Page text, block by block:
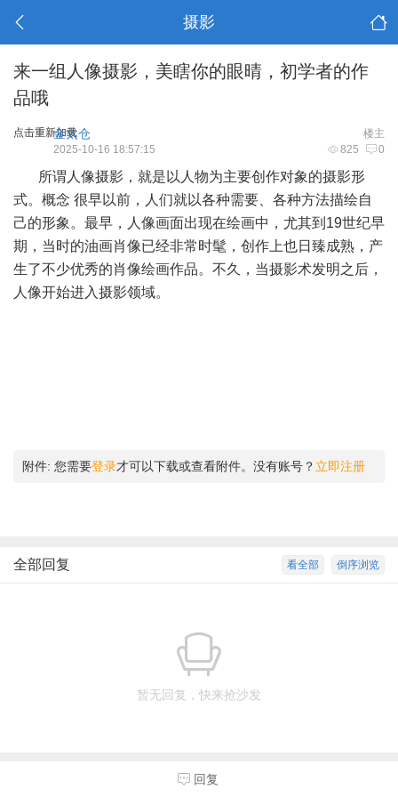
摄影
来一组人像摄影，美瞎你的眼晴，初学者的作
品哦
点击重新加载 楼主
金太仓
825 0
2025-10-16 18:57:15
所谓人像摄影，就是以人物为主要创作对象的摄影形
式。概念 很早以前，人们就以各种需要、各种方法描绘自
己的形象。最早，人像画面出现在绘画中，尤其到19世纪早
期，当时的油画肖像已经非常时髦，创作上也日臻成熟，产
生了不少优秀的肖像绘画作品。不久，当摄影术发明之后，
人像开始进入摄影领域。
附件: 您需要登录才可以下载或查看附件。没有账号？ 立即注册
倒序浏览
看全部
全部回复
暂无回复，快来抢沙发
回复